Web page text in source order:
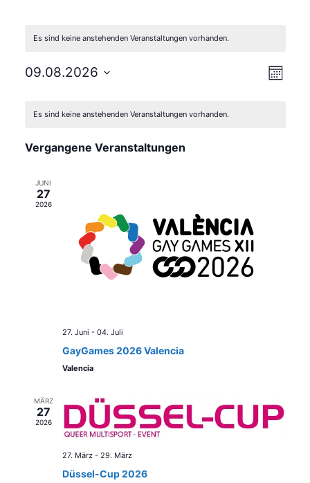
Es sind keine anstehenden Veranstaltungen vorhanden.
Monat
09.08.2026
wählen.
von
Veranstaltungen
Es sind keine anstehenden Veranstaltungen vorhanden.
Vergangene Veranstaltungen
JUNI
27
2026
27. Juni - 04. Juli
GayGames 2026 Valencia
Valencia
MÄRZ
27
2026
27. März- 29. März
Düssel-Cup 2026